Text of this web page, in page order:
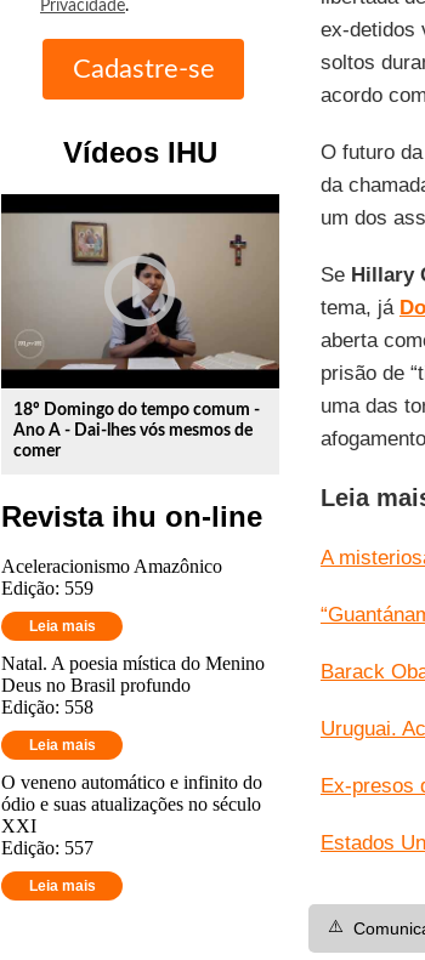
Privacidade.
Vídeos IHU
play_circle_outline
18º Domingo do tempo comum -
Ano A - Dai-lhes vós mesmos de
comer
Revista ihu on-line
Aceleracionismo Amazônico
Edição: 559
Leia mais
Natal. A poesia mística do Menino
Deus no Brasil profundo
Edição: 558
Leia mais
O veneno automático e infinito do
ódio e suas atualizações no século
XXI
Edição: 557
Leia mais
ex-detidos
soltos
acordo
O futuro
da
um dos
Se Hillary
tema, já
aberta
prisão de
uma das
Leia
A
Barack
Uruguai.
Ex-presos
Estados
⚠️